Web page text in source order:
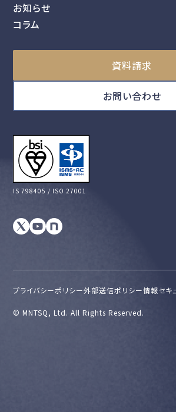
お知らせ
コラム
資料請求
お問い合わせ
IS 798405 / ISO 27001
プライバシーポリシー外部送信ポリシー情報セキ
©︎ MNTSQ, Ltd. All Rights Reserved.